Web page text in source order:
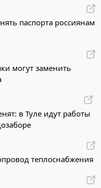
паспорта россиянам
могут заменить
в Туле идут работы
теплоснабжения